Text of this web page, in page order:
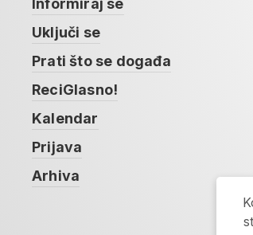
Informiraj se
Uključi se
Prati što se događa
ReciGlasno!
Kalendar
Prijava
Arhiva